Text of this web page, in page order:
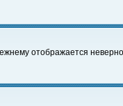
отображается